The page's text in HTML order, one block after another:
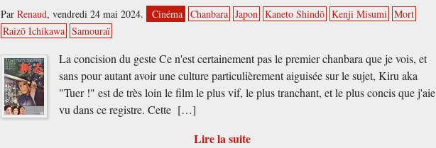
ParRenaud,vendredi 24 mai 2024. Cinéma Chanbara Japon Kaneto Shindō Kenji Misumi Mort
Raizō Ichikawa Samouraï
La concision du geste Ce n'est certainement pas le premier chanbara que je vois, et
sans pour autant avoir une culture particulièrement aiguisée sur le sujet, Kiru aka
"Tuer !" est de très loin le film le plus vif, le plus tranchant, et le plus concis que j'aie
vu dans ce registre. Cette […]
Lire la suite